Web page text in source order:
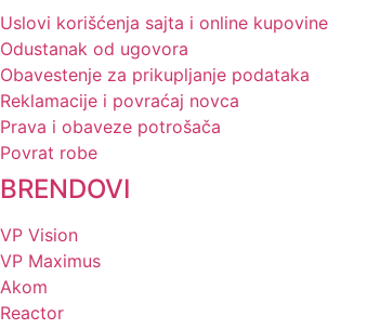
Uslovi korišćenja sajta i online kupovine
Odustanak od ugovora
Obavestenje za prikupljanje podataka
Reklamacije i povraćaj novca
Prava i obaveze potrošača
Povrat robe
BRENDOVI
VP Vision
VP Maximus
Akom
Reactor